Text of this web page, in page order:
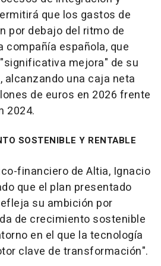
que los gastos de
por debajo del ritmo de
compañía española, que
mejora" de su
una caja neta
de euros en 2026 frente
2024.
SOSTENIBLE Y RENTABLE
financiero de Altia, Ignacio
que el plan presentado
su ambición por
de crecimiento sostenible
en el que la tecnología
clave de transformación".